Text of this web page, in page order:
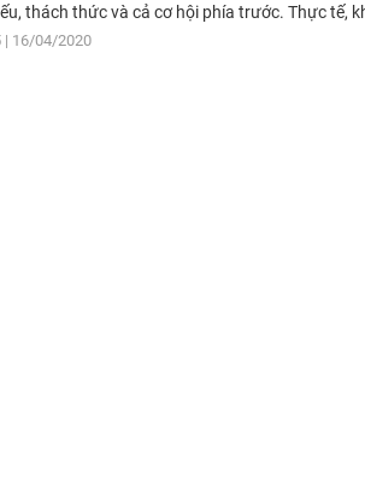
thách thức và cả cơ hội phía trước. Thực tế,
trào, nhiều doanh nghiệp đã thực sự hành động
16/04/2020